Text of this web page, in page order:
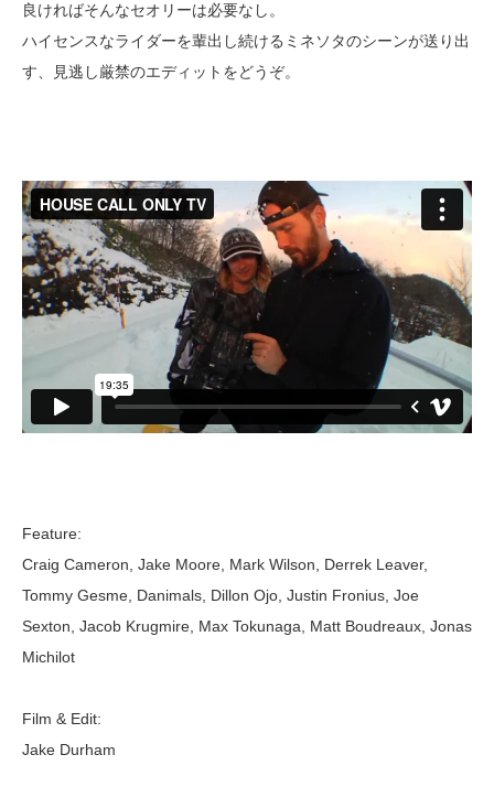
良ければそんなセオリーは必要なし。
ハイセンスなライダーを輩出し続けるミネソタのシーンが送り出
す、見逃し厳禁のエディットをどうぞ。
Feature:
Craig Cameron, Jake Moore, Mark Wilson, Derrek Leaver,
Tommy Gesme, Danimals, Dillon Ojo, Justin Fronius, Joe
Sexton, Jacob Krugmire, Max Tokunaga, Matt Boudreaux, Jonas
Michilot
Film & Edit:
Jake Durham